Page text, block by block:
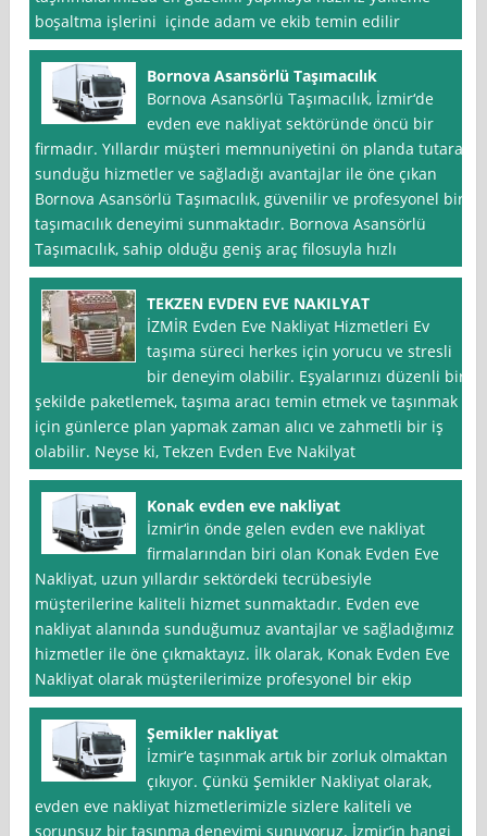
boşaltma işlerini içinde adam ve ekib temin edilir
Bornova Asansörlü Taşımacılık
Bornova Asansörlü Taşımacılık, İzmir‘de
evden eve nakliyat sektöründe öncü bir
firmadır. Yıllardır müşteri memnuniyetini ön planda tutarak
sunduğu hizmetler ve sağladığı avantajlar ile öne çıkan
Bornova Asansörlü Taşımacılık, güvenilir ve profesyonel bir
taşımacılık deneyimi sunmaktadır. Bornova Asansörlü
Taşımacılık, sahip olduğu geniş araç filosuyla hızlı
TEKZEN EVDEN EVE NAKILYAT
İZMİR Evden Eve Nakliyat Hizmetleri Ev
taşıma süreci herkes için yorucu ve stresli
bir deneyim olabilir. Eşyalarınızı düzenli bir
şekilde paketlemek, taşıma aracı temin etmek ve taşınmak
için günlerce plan yapmak zaman alıcı ve zahmetli bir iş
olabilir. Neyse ki, Tekzen Evden Eve Nakilyat
Konak evden eve nakliyat
İzmir‘in önde gelen evden eve nakliyat
firmalarından biri olan Konak Evden Eve
Nakliyat, uzun yıllardır sektördeki tecrübesiyle
müşterilerine kaliteli hizmet sunmaktadır. Evden eve
nakliyat alanında sunduğumuz avantajlar ve sağladığımız
hizmetler ile öne çıkmaktayız. İlk olarak, Konak Evden Eve
Nakliyat olarak müşterilerimize profesyonel bir ekip
Şemikler nakliyat
İzmir‘e taşınmak artık bir zorluk olmaktan
çıkıyor. Çünkü Şemikler Nakliyat olarak,
evden eve nakliyat hizmetlerimizle sizlere kaliteli ve
sorunsuz bir taşınma deneyimi sunuyoruz. İzmir’in hangi